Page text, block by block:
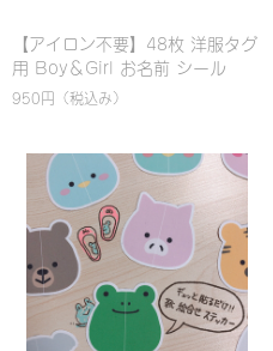
【アイロン不要】48枚 洋服タグ
用 Boy＆Girl お名前 シール
950円 （税込み）